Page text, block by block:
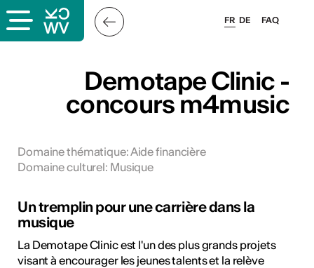
FAQ
FR DE
Demotape Clinic -
concours m4music
Domaine thématique:Aide financière
Domaine culturel: Musique
Un tremplin pour une carrière dans la
musique
La Demotape Clinic est l'un des plus grands projets
visant à encourager les jeunes talents et la relève